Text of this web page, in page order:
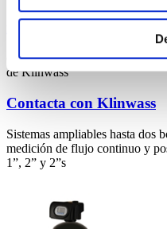
¿Eres
instalador?
descubre las ventajas
de Klinwass
Contacta con Klinwass
Sistemas ampliables hasta dos
medición de flujo continuo y
1”, 2” y 2”s